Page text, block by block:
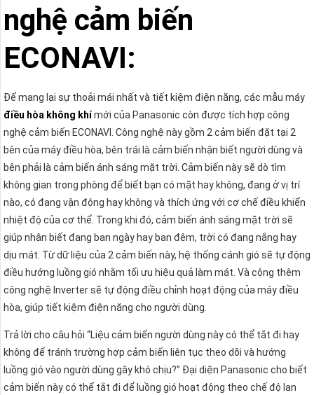
nghệ cảm biến
ECONAVI:
Để mang lại sự thoải mái nhất và tiết kiệm điện năng, các mẫu máy
điều hòa không khímới của Panasonic còn được tích hợp công
nghệ cảm biến ECONAVI. Công nghệ này gồm 2 cảm biến đặt tại 2
bên của máy điều hòa, bên trái là cảm biến nhận biết người dùng và
bên phải là cảm biến ánh sáng mặt trời. Cảm biến này sẽ dò tìm
không gian trong phòng để biết bạn có mặt hay không, đang ở vị trí
nào, có đang vận động hay không và thích ứng với cơ chế điều khiển
nhiệt độ của cơ thể. Trong khi đó, cảm biến ánh sáng mặt trời sẽ
giúp nhận biết đang ban ngày hay ban đêm, trời có đang nắng hay
dịu mát. Từ dữ liệu của 2 cảm biến này, hệ thống cánh gió sẽ tự động
điều hướng luồng gió nhằm tối ưu hiệu quả làm mát. Và cộng thêm
công nghệ Inverter sẽ tự động điều chỉnh hoạt động của máy điều
hòa, giúp tiết kiệm điện năng cho người dùng.
Trả lời cho câu hỏi “Liệu cảm biến người dùng này có thể tắt đi hay
không để tránh trường hợp cảm biến liên tục theo dõi và hướng
luồng gió vào người dùng gây khó chịu?” Đại diện Panasonic cho biết
cảm biến này có thể tắt đi để luồng gió hoạt động theo chế độ lan